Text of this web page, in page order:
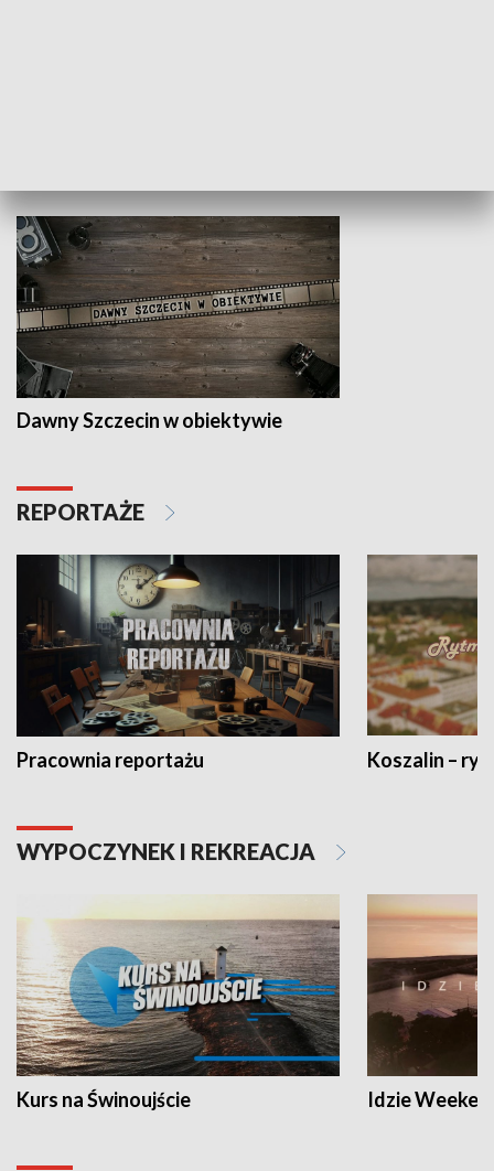
Dawny Szczecin w obiektywie
REPORTAŻE
Pracownia reportażu Koszalin –
WYPOCZYNEK I REKREACJA
Kurs na Świnoujście Idzie